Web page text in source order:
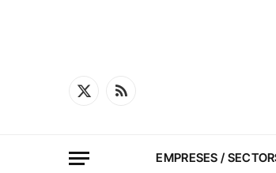
X
RSS
EMPRESES /